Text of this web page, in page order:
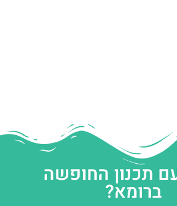
תכנון החופשה
ברומא?